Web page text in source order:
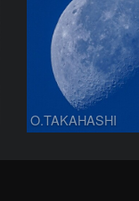
O.TAKAHASHI